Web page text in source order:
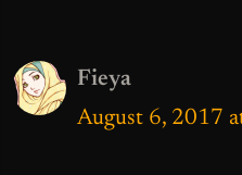
Fieya
August 6, 2017